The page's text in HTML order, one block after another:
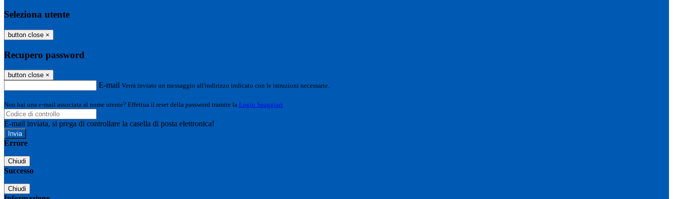
Seleziona utente
button close ×
Recupero password
button close ×
E-mail Verrà inviato un messaggio all'indirizzo indicato con le istruzioni necessarie.
Non hai una e-mail associata al nome utente? Effettua il reset della password tramite la Login Spaggiari
E-mail inviata, si prega di controllare la casella di posta elettronica!
Errore
Chiudi
Successo
Chiudi